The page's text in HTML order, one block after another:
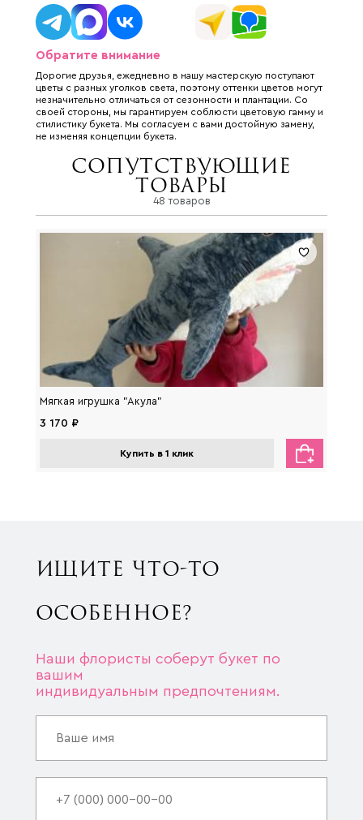
Обратите внимание
Дорогие друзья, ежедневно в нашу мастерскую поступают
цветы с разных уголков света, поэтому оттенки цветов могут
незначительно отличаться от сезонности и плантации. Со
своей стороны, мы гарантируем соблюсти цветовую гамму и
стилистику букета. Мы согласуем с вами достойную замену,
не изменяя концепции букета.
Сопутствующие
товары
48 товаров
Мягкая игрушка "Акула"
3 170 ₽
Купить в 1 клик
ИЩИТЕ ЧТО-ТО
ОСОБЕННОЕ?
Наши флористы соберут букет по
вашим
индивидуальным предпочтениям.